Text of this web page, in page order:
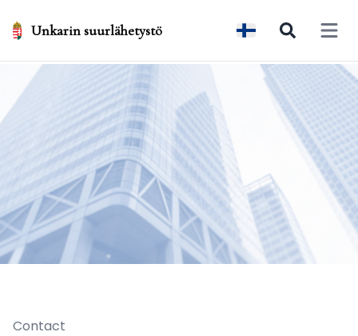
Unkarin suurlähetystö Open
Contact